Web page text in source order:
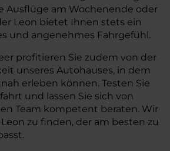
Ausflüge am Wochenende oder
Leon bietet Ihnen stets ein
und angenehmes Fahrgefühl.
profitieren Sie zudem von der
unseres Autohauses, in dem
erleben können. Testen Sie
und lassen Sie sich von
Team kompetent beraten. Wir
zu finden, der am besten zu